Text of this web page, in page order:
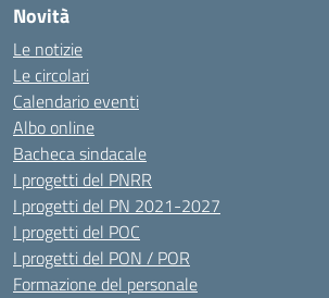
Novità
Le notizie
Le circolari
Calendario eventi
Albo online
Bacheca sindacale
I progetti del PNRR
I progetti del PN 2021-2027
I progetti del POC
I progetti del PON / POR
Formazione del personale